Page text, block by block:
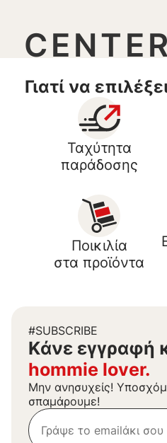
Γιατί να
Ταχύτητα
παράδοσης
Ποικιλία
στα προϊόντα
#SUBSCRIBE
Kάνε εγγραφή
hommie lover.
Μην ανησυχείς!
σπαμάρουμε!